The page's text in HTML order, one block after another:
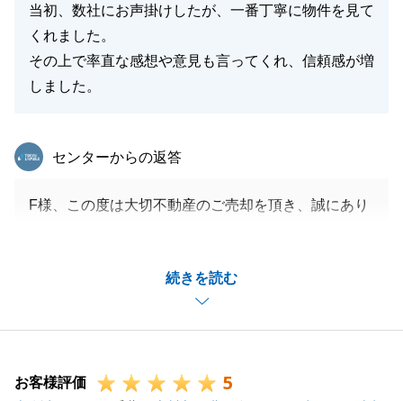
当初、数社にお声掛けしたが、一番丁寧に物件を見て
くれました。
その上で率直な感想や意見も言ってくれ、信頼感が増
しました。
続きを読む
東急リバブル
センターからの返答
F様、この度は大切不動産のご売却を頂き、誠にあり
今後も何かございましたらお気軽にお申しつけくださ
閉じる
お客様評価 5